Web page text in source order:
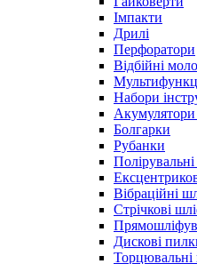
Імпакти
Дрилі
Перфоратори
Відбійні
Набори
Акумулятори
Болгарки
Рубанки
Вібраційні
Стрічкові
Дискові
Торцювальні